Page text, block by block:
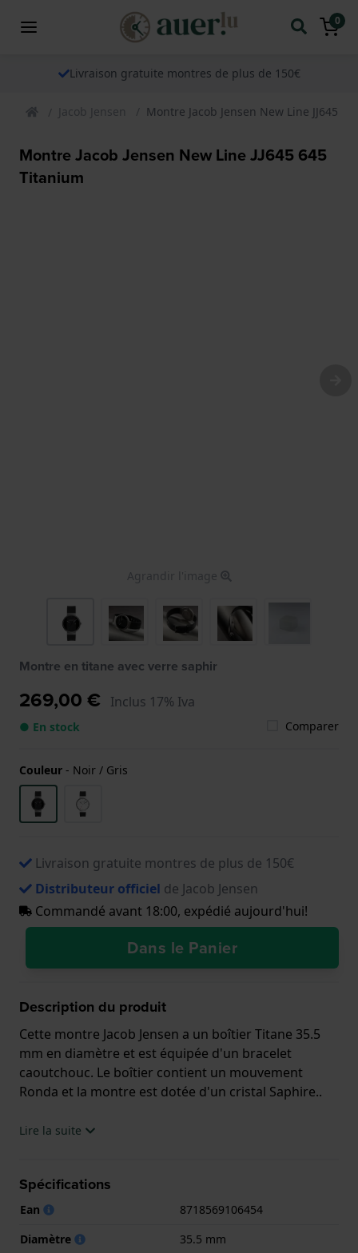
0
Livraison gratuite montres de plus de 150€
Jacob Jensen Montre Jacob Jensen New Line JJ645
Montre Jacob Jensen New Line JJ645 645
Titanium
Agrandir l'image
Montre en titane avec verre saphir
269,00 € Inclus 17% Iva
● En stock Comparer
Couleur - Noir / Gris
Livraison gratuite montres de plus de 150€
Distributeur officiel de Jacob Jensen
Commandé avant 18:00, expédié aujourd'hui!
Dans le Panier
Description du produit
Cette montre Jacob Jensen a un boîtier Titane 35.5
mm en diamètre et est équipée d'un bracelet
caoutchouc. Le boîtier contient un mouvement
Ronda et la montre est dotée d'un cristal Saphire..
La montre est 3 ATM. Cela signifie que la montre est
.
Lire la suite
Spécifications
Ean
8718569106454
Diamètre
35.5 mm